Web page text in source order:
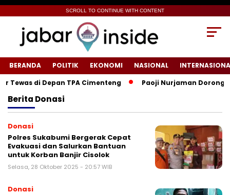
SCROLL TO CONTINUE WITH CONTENT
BERANDA POLITIK EKONOMI NASIONAL
di Depan TPA Cimenteng
Paoji Nurjaman Dorong
Berita Donasi
Donasi
‎Polres Sukabumi Bergerak Cepat
Evakuasi dan Salurkan Bantuan
untuk Korban Banjir Cisolok‎
Selasa, 28 Oktober 2025 - 20:57 WIB
Donasi